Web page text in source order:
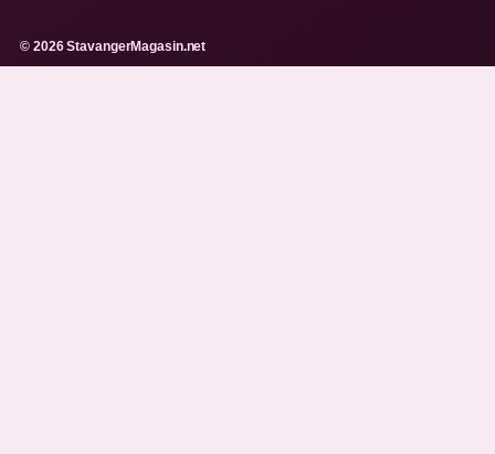
© 2026 StavangerMagasin.net